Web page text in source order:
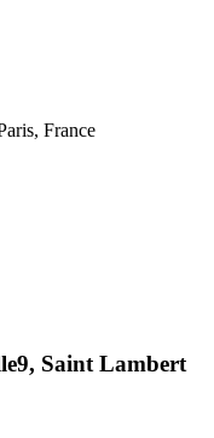
France
Saint Lambert